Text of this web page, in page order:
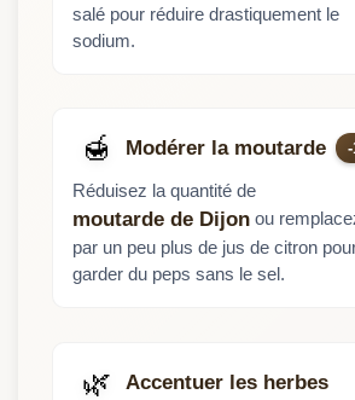
salé pour réduire drastiquement le
sodium.
🍯 Modérer la moutarde
Réduisez la quantité de
moutarde de Dijon ou
par un peu plus de jus de citron
garder du peps sans le sel.
🌿 Accentuer les herbes